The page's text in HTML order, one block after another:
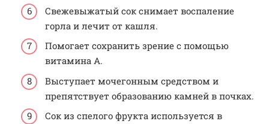
Свежевыжатый сок снимает воспаление
горла и лечит от кашля.
Помогает сохранить зрение с помощью
витамина А.
Выступает мочегонным средством и
препятствует образованию камней в почках.
Сок из спелого фрукта используется в